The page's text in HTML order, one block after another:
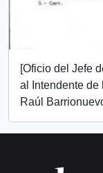
[Oficio del Jefe
al Intendente de
Raúl